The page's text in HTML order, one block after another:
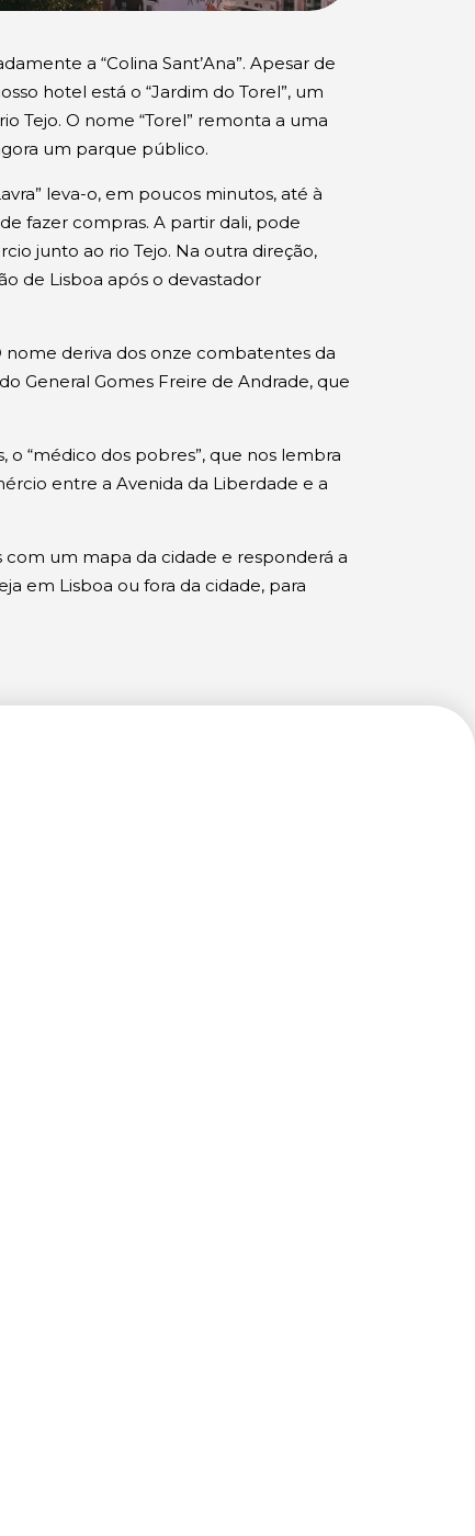
a “Colina Sant’Ana”. Apesar de
hotel está o “Jardim do Torel”, um
Tejo. O nome “Torel” remonta a uma
um parque público.
leva-o, em poucos minutos, até à
fazer compras. A partir dali, pode
junto ao rio Tejo. Na outra direção,
de Lisboa após o devastador
nome deriva dos onze combatentes da
General Gomes Freire de Andrade, que
“médico dos pobres”, que nos lembra
entre a Avenida da Liberdade e a
um mapa da cidade e responderá a
em Lisboa ou fora da cidade, para